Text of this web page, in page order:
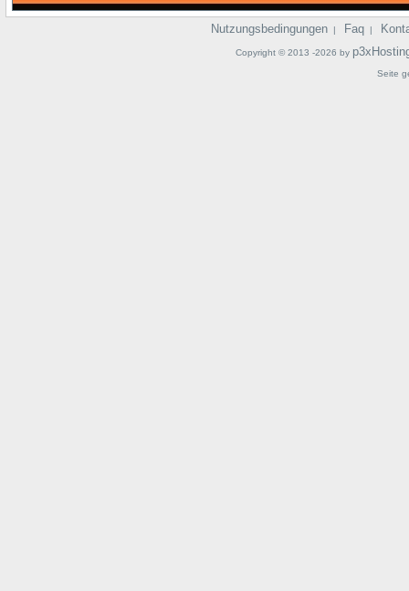
Nutzungsbedingungen | Faq |
Copyright © 2013 -2026 by
Seite